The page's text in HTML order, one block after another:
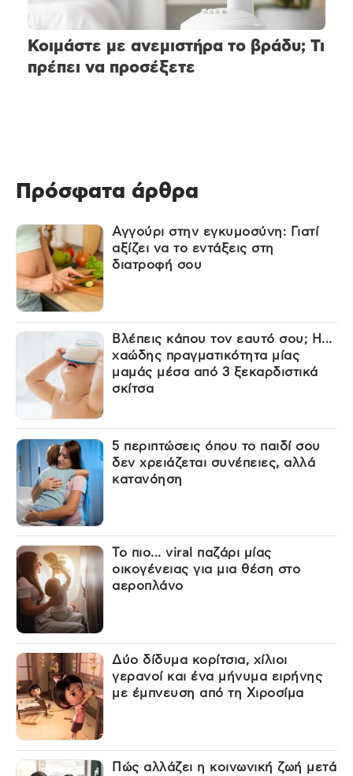
Κοιμάστε με ανεμιστήρα το βράδυ; Τι
πρέπει να προσέξετε
Πρόσφατα άρθρα
Αγγούρι στην εγκυμοσύνη: Γιατί
αξίζει να το εντάξεις στη
διατροφή σου
Βλέπεις κάπου τον εαυτό σου; Η...
χαώδης πραγματικότητα μίας
μαμάς μέσα από 3 ξεκαρδιστικά
σκίτσα
5 περιπτώσεις όπου το παιδί σου
δεν χρειάζεται συνέπειες, αλλά
κατανόηση
Το πιο... viral παζάρι μίας
οικογένειας για μια θέση στο
αεροπλάνο
Δύο δίδυμα κορίτσια, χίλιοι
γερανοί και ένα μήνυμα ειρήνης
με έμπνευση από τη Χιροσίμα
Πώς αλλάζει η κοινωνική ζωή μετά